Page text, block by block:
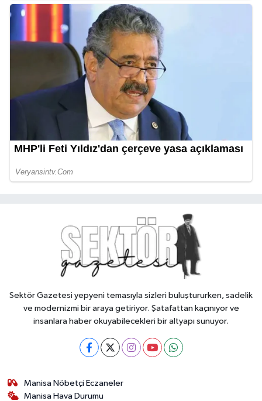
Sektör Gazetesi yepyeni temasıyla sizleri buluştururken, sadelik
ve modernizmi bir araya getiriyor. Şatafattan kaçınıyor ve
insanlara haber okuyabilecekleri bir altyapı sunuyor.
Manisa Nöbetçi Eczaneler
Manisa Hava Durumu